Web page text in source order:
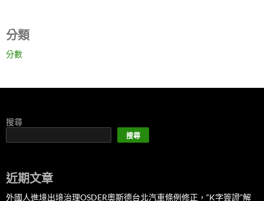
分類
分數
搜尋
搜尋
近期文章
外國人進境出境治理OSDER奧斯德台北汽車條例修正，“K字簽證”解